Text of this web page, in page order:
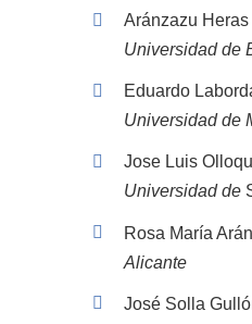
Aránzazu
Universidad de
Eduardo
Universidad de
Jose Luis
Universidad de
Rosa María
Alicante
José Solla